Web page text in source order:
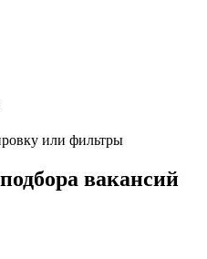
или фильтры
вакансий